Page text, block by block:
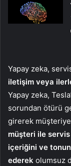
Yapay zeka,
iletişim veya
Yapay zeka,
sorundan ötürü
girerek
müşteri ile
içeriğini ve
ederek olumsuz